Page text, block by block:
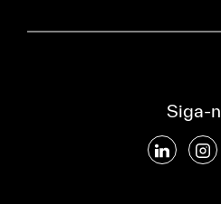
Subscreva a nossa Newsletter
Siga-